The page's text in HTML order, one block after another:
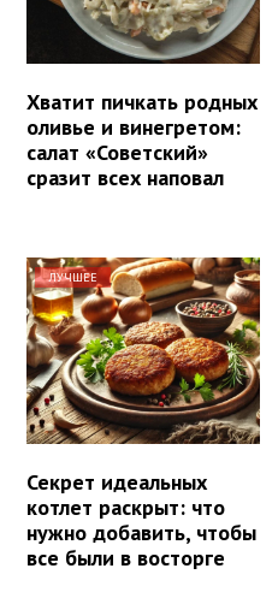
Хватит пичкать родных
оливье и винегретом:
салат «Советский»
сразит всех наповал
ЛУЧШЕЕ
Секрет идеальных
котлет раскрыт: что
нужно добавить, чтобы
все были в восторге